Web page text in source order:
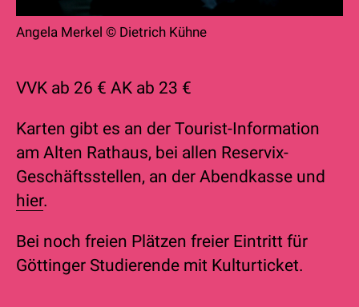
Angela Merkel © Dietrich Kühne
VVK ab 26 € AK ab 23 €
Karten gibt es an der Tourist-Information
am Alten Rathaus, bei allen Reservix-
Geschäftsstellen, an der Abendkasse und
hier.
Bei noch freien Plätzen freier Eintritt für
Göttinger Studierende mit Kulturticket.